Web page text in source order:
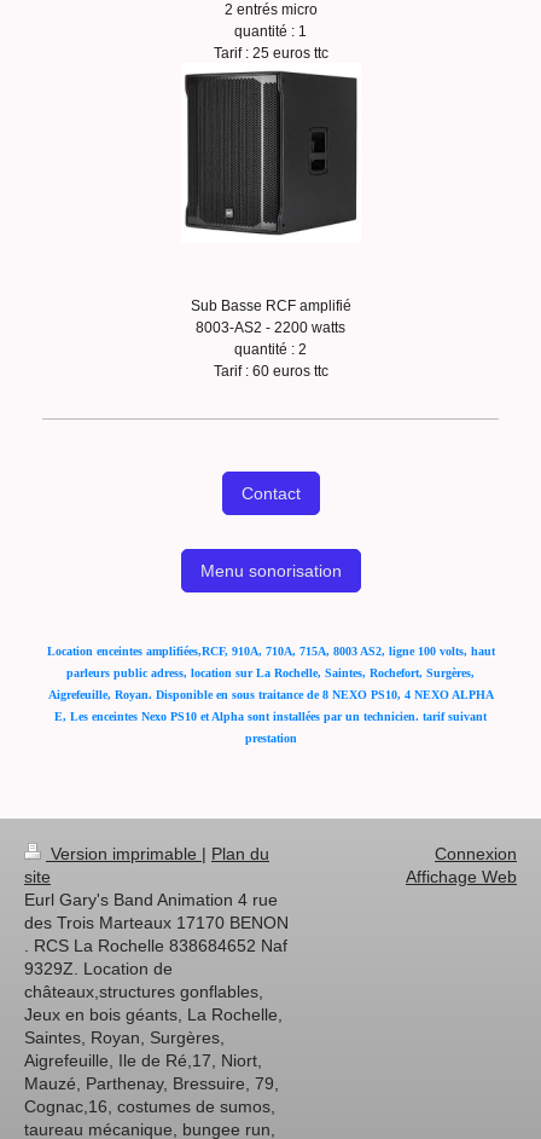
2 entrés micro
quantité : 1
Tarif : 25 euros ttc
Sub Basse RCF amplifié
8003-AS2 - 2200 watts
quantité : 2
Tarif : 60 euros ttc
Contact
Menu sonorisation
Location enceintes amplifiées,RCF, 910A, 710A, 715A, 8003 AS2, ligne 100 volts, haut
parleurs public adress, location sur La Rochelle, Saintes, Rochefort, Surgères,
Aigrefeuille, Royan. Disponible en sous traitance de 8 NEXO PS10, 4 NEXO ALPHA
E, Les enceintes Nexo PS10 et Alpha sont installées par un technicien. tarif suivant
prestation
Version imprimable | Plan du
site
Eurl Gary's Band Animation 4 rue
des Trois Marteaux 17170 BENON
. RCS La Rochelle 838684652 Naf
9329Z. Location de
châteaux,structures gonflables,
Jeux en bois géants, La Rochelle,
Saintes, Royan, Surgères,
Aigrefeuille, Ile de Ré,17, Niort,
Mauzé, Parthenay, Bressuire, 79,
Cognac,16, costumes de sumos,
taureau mécanique, bungee run,
Connexion
Affichage Web